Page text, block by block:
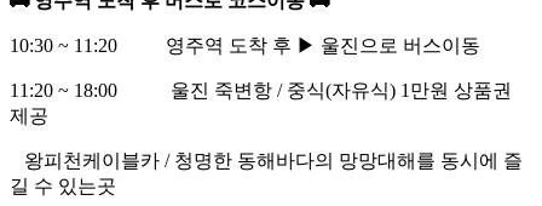
10:30 ~ 11:20 영주역 도착 후 ▶ 울진으로 버스이동
11:20 ~ 18:00 울진 죽변항 / 중식(자유식) 1만원 상품권
제공
ㅤㅤㅤ ㅤㅤ ㅤㅤㅤㅤ왕피천케이블카 / 청명한 동해바다의 망망대해를 동시에 즐
길 수 있는곳